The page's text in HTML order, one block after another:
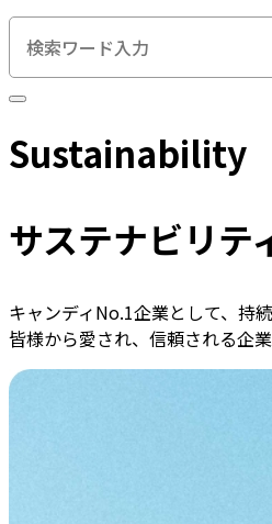
検索キーワード入力
Sustainability
サステナビリテ
キャンディNo.1企業として、持
皆様から愛され、信頼される企